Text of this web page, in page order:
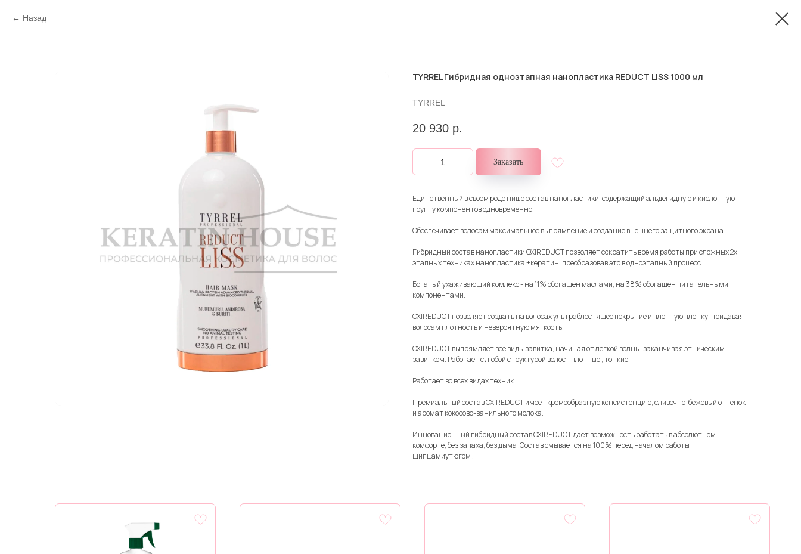
Назад
TYRREL Гибридная одноэтапная нанопластика REDUCT LISS 1000 мл
TYRREL
20 930 р.
Заказать
Единственный в своем роде нише состав нанопластики, содержащий альдегидную и кислотную
группу компонентов одновременно.
Обеспечивает волосам максимальное выпрямление и создание внешнего защитного экрана.
Гибридный состав нанопластики OXIREDUCT позволяет сократить время работы при сложных 2х
этапных техниках нанопластика +кератин, преобразовав это в одноэтапный процесс.
Богатый ухаживающий комлекс - на 11% обогащен маслами, на 38% обогащен питательными
компонентами.
OXIREDUCT позволяет создать на волосах ультраблестящее покрытие и плотную пленку, придавая
волосам плотность и невероятную мягкость.
OXIREDUCT выпрямляет все виды завитка, начиная от легкой волны, заканчивая этническим
завитком. Работает с любой структурой волос - плотные , тонкие.
Работает во всех видах техник.
Премиальный состав OXIREDUCT имеет кремообразную консистенцию, сливочно-бежевый оттенок
и аромат кокосово-ванильного молока.
Инновационный гибридный состав OXIREDUCT дает возможность работать в абсолютном
комфорте, без запаха, без дыма .Состав смывается на 100% перед началом работы
щипцамиутюгом .